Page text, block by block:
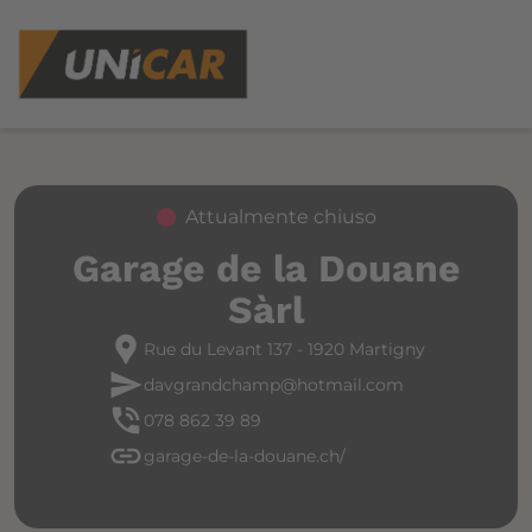
Attualmente chiuso
Garage de la Douane
Sàrl
location_pin Rue du Levant 137 - 1920 Martigny
senddavgrandchamp@hotmail.com
phone_in_talk 078 862 39 89
link garage-de-la-douane.ch/